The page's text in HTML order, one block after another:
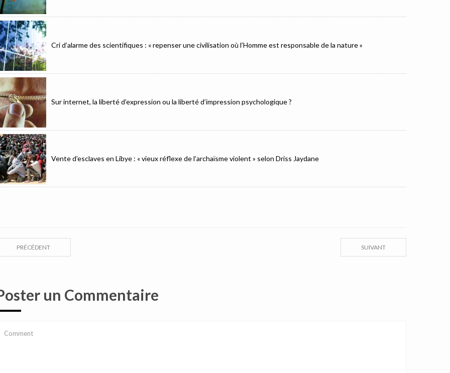
Cri d’alarme des scientifiques : « repenser une civilisation où l’Homme est responsable de la nature »
Sur internet, la liberté d’expression ou la liberté d’impression psychologique ?
Vente d’esclaves en Libye : « vieux réflexe de l’archaïsme violent » selon Driss Jaydane
SUIVANT
PRÉCÉDENT
un Commentaire